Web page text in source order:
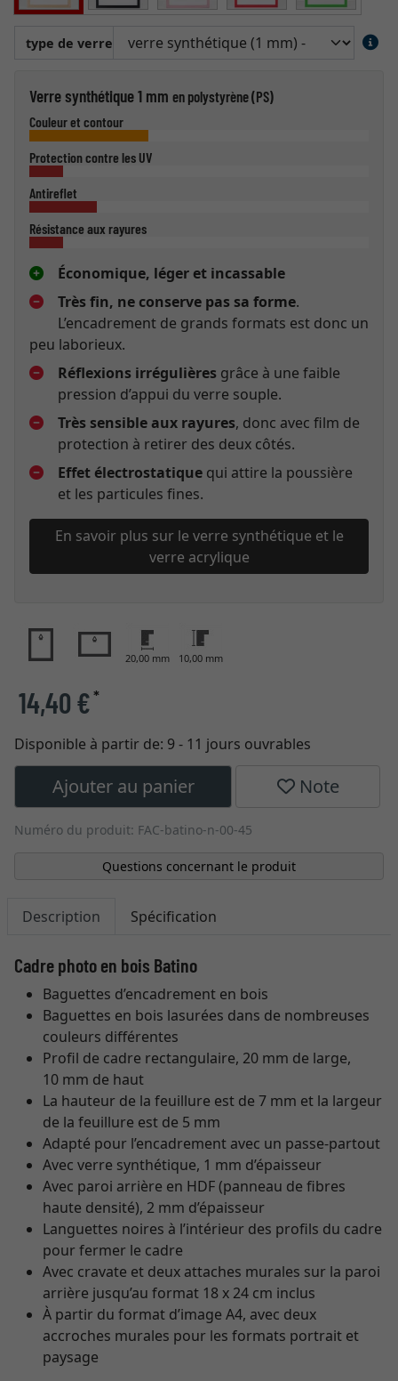
type de verre
Verre synthétique 1 mm en polystyrène (PS)
Couleur et contour
Protection contre les UV
Antireflet
Résistance aux rayures
Économique, léger et incassable
Très fin, ne conserve pas sa forme.
L’encadrement de grands formats est donc un
peu laborieux.
Réflexions irrégulières grâce à une faible
pression d’appui du verre souple.
Très sensible aux rayures, donc avec film de
protection à retirer des deux côtés.
Effet électrostatique qui attire la poussière
et les particules fines.
En savoir plus sur le verre synthétique et le
verre acrylique
20,00 mm 10,00 mm
14,40 €*
Disponible à partir de: 9 - 11 jours ouvrables
Ajouter au panier Note
Numéro du produit: FAC-batino-n-00-45
Questions concernant le produit
Description Spécification
Cadre photo en bois Batino
Baguettes d’encadrement en bois
Baguettes en bois lasurées dans de nombreuses
couleurs différentes
Profil de cadre rectangulaire, 20 mm de large,
10 mm de haut
La hauteur de la feuillure est de 7 mm et la largeur
de la feuillure est de 5 mm
Adapté pour l’encadrement avec un passe-partout
Avec verre synthétique, 1 mm d’épaisseur
Avec paroi arrière en HDF (panneau de fibres
haute densité), 2 mm d’épaisseur
Languettes noires à l’intérieur des profils du cadre
pour fermer le cadre
Avec cravate et deux attaches murales sur la paroi
arrière jusqu’au format 18 x 24 cm inclus
À partir du format d’image A4, avec deux
accroches murales pour les formats portrait et
paysage